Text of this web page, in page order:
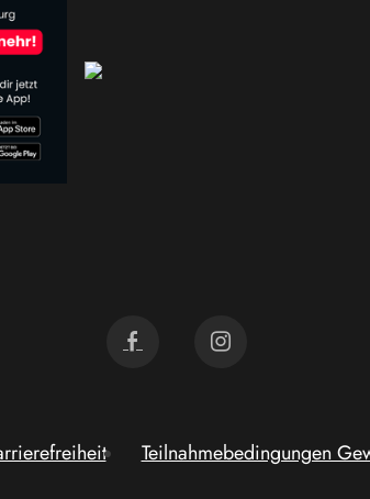
Teilnahmebedingungen